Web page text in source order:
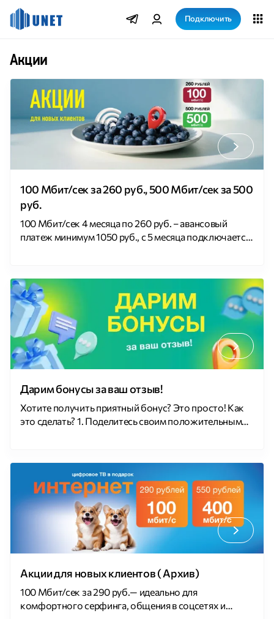
Подключить
Акции
100 Мбит/сек за 260 руб., 500 Мбит/сек за 500
руб.
100 Мбит/сек 4 месяца по 260 руб. – авансовый
платеж минимум 1050 руб., с 5 месяца подключается
месяца подключается тариф «Для геймеров» Акция
доступна новым клиентам; Подключение доступно
только для ранее неподключенных квартир;
Приостановка на акционных тарифах не […]
Дарим бонусы за ваш отзыв!
Хотите получить приятный бонус? Это просто! Как
это сделать? 1. Поделитесь своим положительным
скриншоты ваших отзывов и загрузите их в личном
кабинете Юнет. Как добавить скриншоты?
в личный кабинет
Перейдите во
вкладку «Обратная связь»
Выберите
тему «Другое», укажите тему обращения «Отзыв» и
прикрепите файл […]
Акции для новых клиентов ( Архив)
100 Мбит/сек за 290 руб.— идеально для
комфортного серфинга, общения в соцсетях и